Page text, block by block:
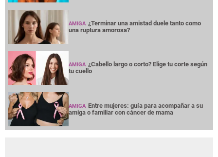
AMIGA ¿Terminar una amistad duele tanto como
una ruptura amorosa?
AMIGA ¿Cabello largo o corto? Elige tu corte según
tu cuello
AMIGA Entre mujeres: guía para acompañar a su
amiga o familiar con cáncer de mama